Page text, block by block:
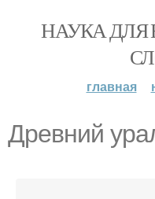
НАУКА
главная
Древний